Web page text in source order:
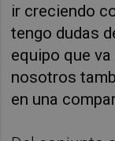
ir creciendo
tengo dudas
equipo que
nosotros
en una